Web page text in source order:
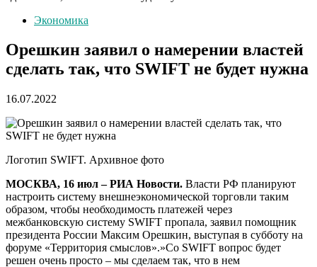
Экономика
Орешкин заявил о намерении властей
сделать так, что SWIFT не будет нужна
16.07.2022
Логотип SWIFT. Архивное фото
МОСКВА, 16 июл – РИА Новости. Власти РФ планируют
настроить систему внешнеэкономической торговли таким
образом, чтобы необходимость платежей через
межбанковскую систему SWIFT пропала, заявил помощник
президента России Максим Орешкин, выступая в субботу на
форуме «Территория смыслов».»Со SWIFT вопрос будет
решен очень просто – мы сделаем так, что в нем